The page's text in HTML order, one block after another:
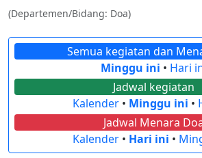
(Departemen/Bidang: Doa)
Semua kegiatan dan
Minggu ini • Hari
Jadwal kegiatan
Kalender• Minggu ini •
Jadwal Menara
Kalender • Hari ini •